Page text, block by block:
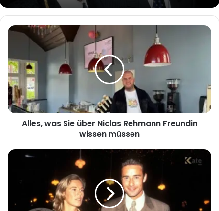
Alles,
über
Niclas
Rehmann
Freundin
wissen
müssen
Alles, was Sie über Niclas Rehmann Freundin
wissen müssen
Marvin
sein